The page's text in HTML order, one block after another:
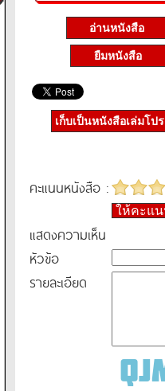
อ่านหนังสือ
ยืมหนังสือ
เก็บเป็นหนังสือเล่มโป
คะแนนหนังสือ :
ให้คะแ
แสดงความเห็น
หัวข้อ
รายละเอียด